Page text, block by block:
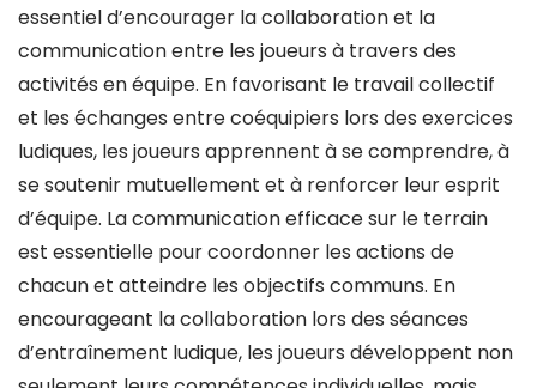
essentiel d’encourager la collaboration et la
communication entre les joueurs à travers des
activités en équipe. En favorisant le travail collectif
et les échanges entre coéquipiers lors des exercices
ludiques, les joueurs apprennent à se comprendre, à
se soutenir mutuellement et à renforcer leur esprit
d’équipe. La communication efficace sur le terrain
est essentielle pour coordonner les actions de
chacun et atteindre les objectifs communs. En
encourageant la collaboration lors des séances
d’entraînement ludique, les joueurs développent non